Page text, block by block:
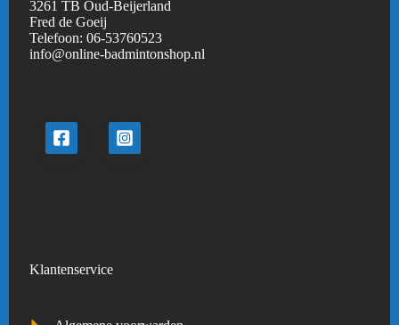
3261 TB Oud-Beijerland
Fred de Goeij
Telefoon:06-53760523
info@online-badmintonshop.nl
Klantenservice